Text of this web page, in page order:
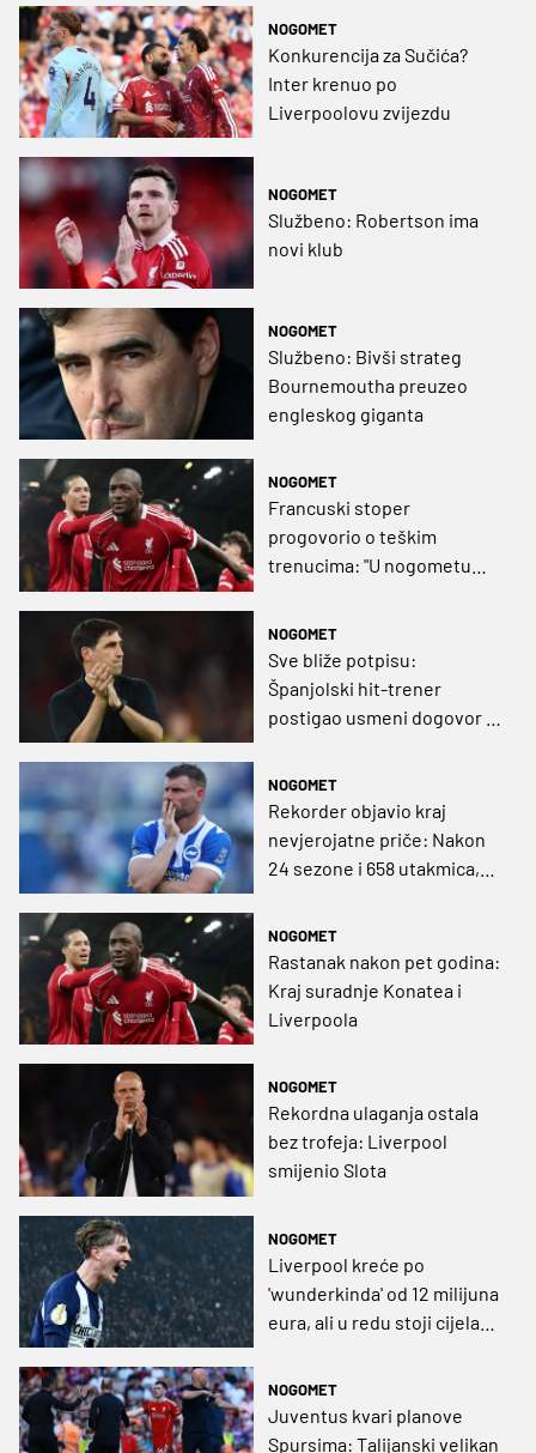
NOGOMET
Konkurencija za Sučića?
Inter krenuo po
Liverpoolovu zvijezdu
NOGOMET
Službeno: Robertson ima
novi klub
NOGOMET
Službeno: Bivši strateg
Bournemoutha preuzeo
engleskog giganta
NOGOMET
Francuski stoper
progovorio o teškim
trenucima: "U nogometu
NOGOMET
Sve bliže potpisu:
Španjolski hit-trener
postigao usmeni dogovor s
NOGOMET
Rekorder objavio kraj
nevjerojatne priče: Nakon
24 sezone i 658 utakmica,
mirovinu
NOGOMET
Rastanak nakon pet godina:
Kraj suradnje Konatea i
Liverpoola
NOGOMET
Rekordna ulaganja ostala
bez trofeja: Liverpool
smijenio Slota
NOGOMET
Liverpool kreće po
'wunderkinda' od 12 milijuna
eura, ali u redu stoji cijela
NOGOMET
Juventus kvari planove
Spursima: Talijanski velikan